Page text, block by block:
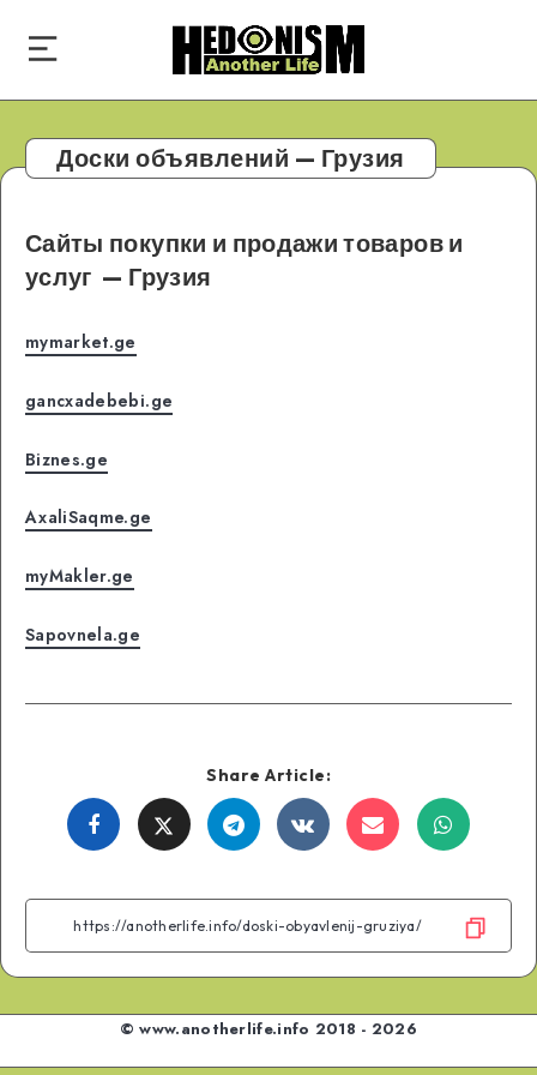
Доски объявлений — Грузия
Сайты покупки и продажи товаров и
услуг — Грузия
mymarket.ge
gancxadebebi.ge
Biznes.ge
AxaliSaqme.ge
myMakler.ge
Sapovnela.ge
Share Article:
Share
Facebook
Share
Twitter
Share
Telegram
Share
VK
Share
Email
Share
© www.anotherlife.info 2018 - 2026